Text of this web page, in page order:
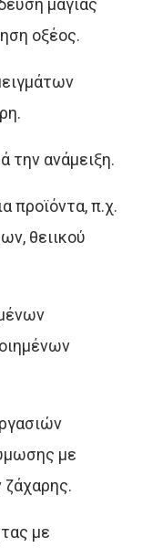
μαγιάς
οξέος.
την ανάμειξη.
προϊόντα, π.χ.
θειικού
με
ζάχαρης.
με